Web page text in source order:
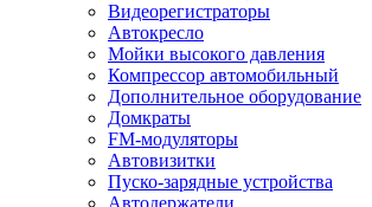
Видеорегистраторы
Автокресло
Мойки высокого давления
Компрессор автомобильный
Дополнительное оборудование
Домкраты
FM-модуляторы
Автовизитки
Пуско-зарядные устройства
Автодержатели